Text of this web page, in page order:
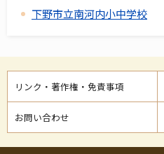
下野市立南河内小中学校
リンク・著作権・免責事項
お問い合わせ